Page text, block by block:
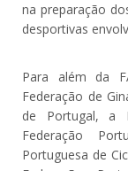
na preparação
desportivas
Para além da
Federação de
de Portugal, a
Federação
Portuguesa de